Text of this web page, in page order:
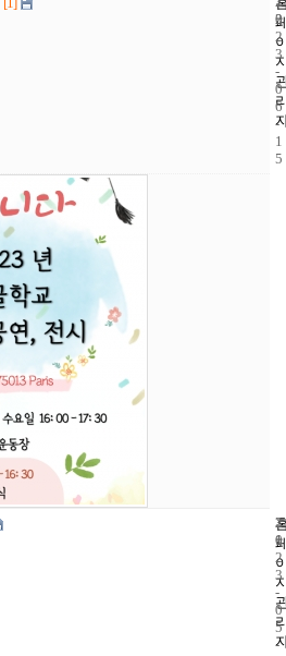
2
0
2
3
-
0
6
-
1
5
3
1
2
0
2
3
-
0
5
-